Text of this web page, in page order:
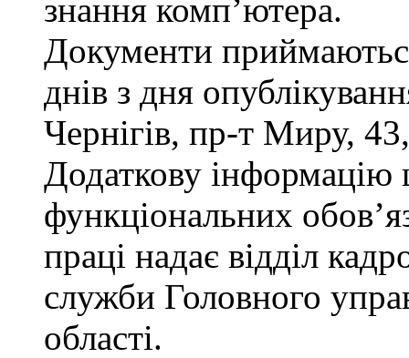
знання комп’ютера.
Документи
днів з дня
Чернігів, пр-т Миру,
Додаткову
функціональних
праці надає відділ
служби Головного
області.